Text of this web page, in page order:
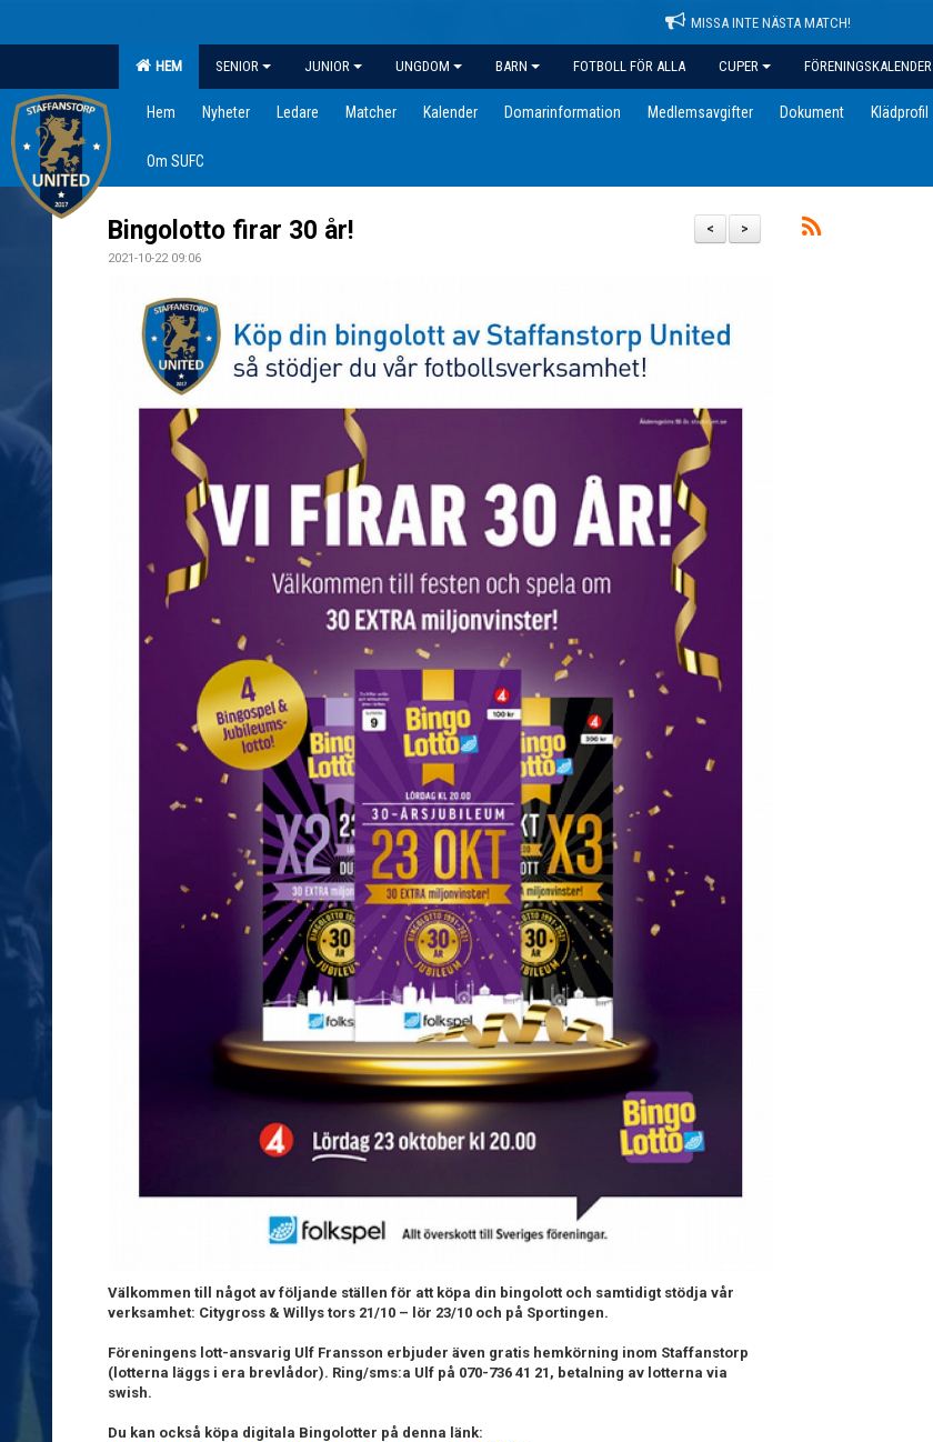
MISSA INTE NÄSTA MATCH!
HEM SENIOR JUNIOR UNGDOM BARN FOTBOLL FÖR ALLA CUPER FÖRENINGSKALENDER
Hem Nyheter Ledare Matcher Kalender Domarinformation Medlemsavgifter Dokument Klädprofil
Om SUFC
>
<
Bingolotto firar 30 år!
2021-10-22 09:06
Välkommen till något av följande ställen för att köpa din bingolott och samtidigt stödja vår
verksamhet: Citygross & Willys tors 21/10 – lör 23/10 och på Sportingen.
Föreningens lott-ansvarig Ulf Fransson erbjuder även gratis hemkörning inom Staffanstorp
(lotterna läggs i era brevlådor). Ring/sms:a Ulf på 070-736 41 21, betalning av lotterna via
swish.
Du kan också köpa digitala Bingolotter på denna länk: